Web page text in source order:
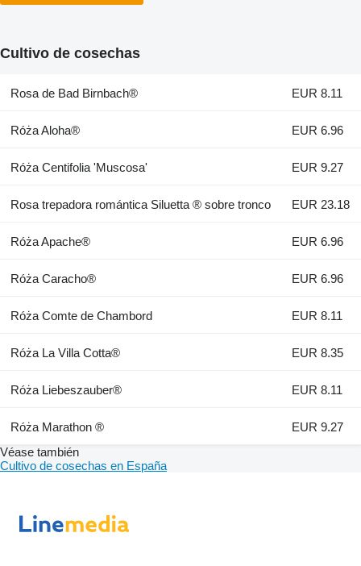
Cultivo de cosechas
Rosa de Bad Birnbach® EUR 8.11
Róża Aloha® EUR 6.96
Róża Centifolia 'Muscosa' EUR 9.27
Rosa trepadora romántica Siluetta ® sobre tronco EUR 23.18
Róża Apache® EUR 6.96
Róża Caracho® EUR 6.96
Róża Comte de Chambord EUR 8.11
Róża La Villa Cotta® EUR 8.35
Róża Liebeszauber® EUR 8.11
Róża Marathon ®
EUR 9.27
Véase también
Cultivo de cosechas en España